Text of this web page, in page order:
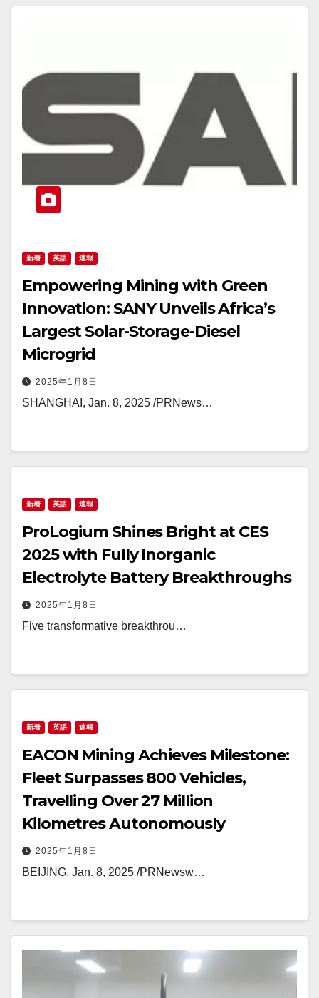
新着 英語 速報
Empowering Mining with Green
Innovation: SANY Unveils Africa’s
Largest Solar-Storage-Diesel
Microgrid
2025年1月8日
SHANGHAI, Jan. 8, 2025 /PRNews…
新着 英語 速報
ProLogium Shines Bright at CES
2025 with Fully Inorganic
Electrolyte Battery Breakthroughs
2025年1月8日
Five transformative breakthrou…
新着 英語 速報
EACON Mining Achieves Milestone:
Fleet Surpasses 800 Vehicles,
Travelling Over 27 Million
Kilometres Autonomously
2025年1月8日
BEIJING, Jan. 8, 2025 /PRNewsw…